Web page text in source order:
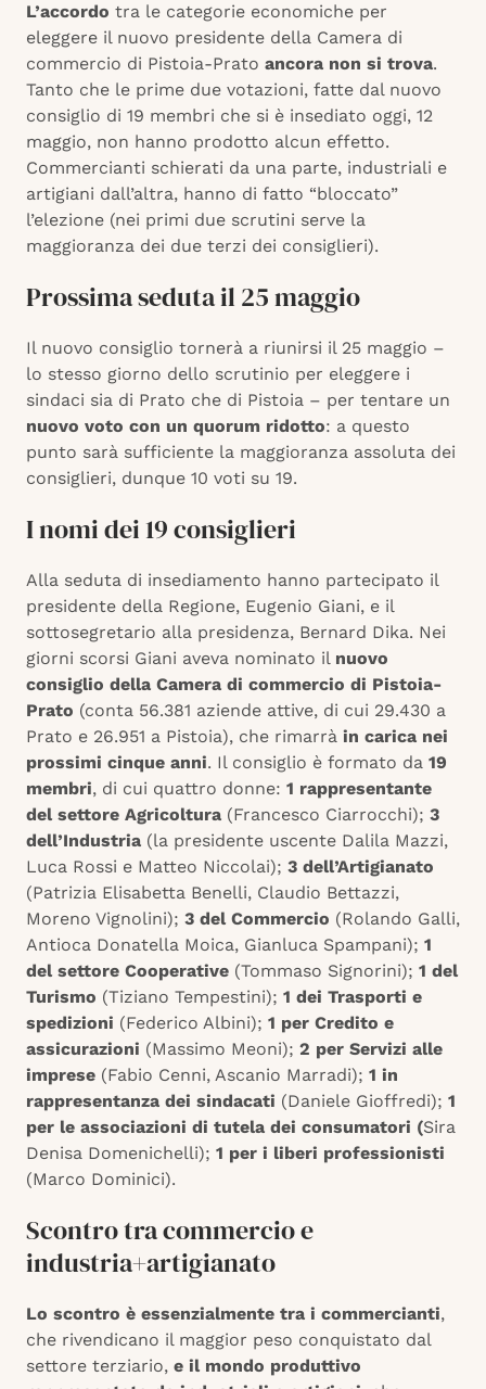
L’accordo tra le categorie economiche per
eleggere il nuovo presidente della Camera di
commercio di Pistoia-Prato ancora non si trova.
Tanto che le prime due votazioni, fatte dal nuovo
consiglio di 19 membri che si è insediato oggi, 12
maggio, non hanno prodotto alcun effetto.
Commercianti schierati da una parte, industriali e
artigiani dall’altra, hanno di fatto “bloccato”
l’elezione (nei primi due scrutini serve la
maggioranza dei due terzi dei consiglieri).
Prossima seduta il 25 maggio
Il nuovo consiglio tornerà a riunirsi il 25 maggio –
lo stesso giorno dello scrutinio per eleggere i
sindaci sia di Prato che di Pistoia – per tentare un
nuovo voto con un quorum ridotto: a questo
punto sarà sufficiente la maggioranza assoluta dei
consiglieri, dunque 10 voti su 19.
I nomi dei 19 consiglieri
Alla seduta di insediamento hanno partecipato il
presidente della Regione, Eugenio Giani, e il
sottosegretario alla presidenza, Bernard Dika. Nei
giorni scorsi Giani aveva nominato il nuovo
consiglio della Camera di commercio di Pistoia-
Prato (conta 56.381 aziende attive, di cui 29.430 a
Prato e 26.951 a Pistoia), che rimarrà in carica nei
prossimi cinque anni. Il consiglio è formato da 19
membri, di cui quattro donne: 1 rappresentante
del settore Agricoltura (Francesco Ciarrocchi); 3
dell’Industria (la presidente uscente Dalila Mazzi,
Luca Rossi e Matteo Niccolai); 3 dell’Artigianato
(Patrizia Elisabetta Benelli, Claudio Bettazzi,
Moreno Vignolini); 3 del Commercio (Rolando Galli,
Antioca Donatella Moica, Gianluca Spampani); 1
del settore Cooperative (Tommaso Signorini); 1 del
Turismo (Tiziano Tempestini); 1 dei Trasporti e
spedizioni (Federico Albini); 1 per Credito e
assicurazioni (Massimo Meoni); 2 per Servizi alle
imprese (Fabio Cenni, Ascanio Marradi); 1 in
rappresentanza dei sindacati (Daniele Gioffredi); 1
per le associazioni di tutela dei consumatori (Sira
Denisa Domenichelli); 1 per i liberi professionisti
(Marco Dominici).
Scontro tra commercio e
industria+artigianato
Lo scontro è essenzialmente tra i commercianti,
che rivendicano il maggior peso conquistato dal
settore terziario, e il mondo produttivo